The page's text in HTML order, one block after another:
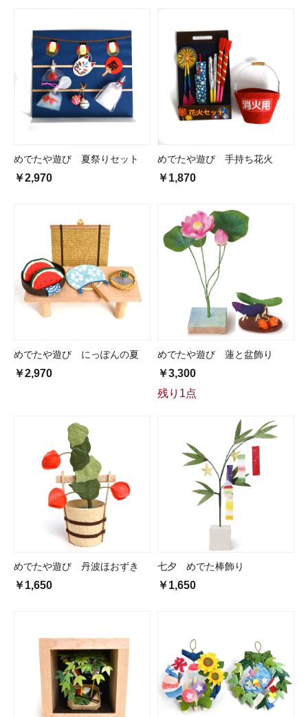
めでたや遊び 夏祭りセット
￥2,970
めでたや遊び 手持ち花火
￥1,870
めでたや遊び にっぽんの夏
￥2,970
めでたや遊び 蓮と盆飾り
￥3,300
残り1点
めでたや遊び 丹波ほおずき
￥1,650
七夕 めでた棒飾り
￥1,650